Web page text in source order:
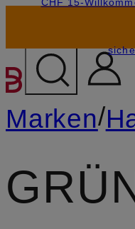
ZUM
Marken/